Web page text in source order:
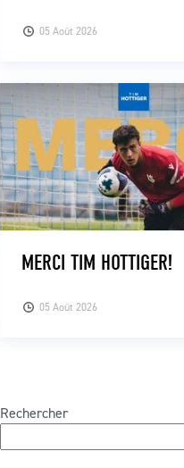
05 Août 2026
05 Août 2026
MERCI TIM HOTTIGER!
Rechercher